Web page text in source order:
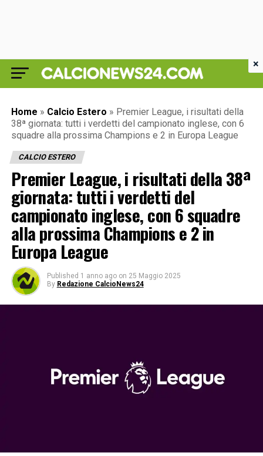
Home » Calcio Estero » Premier League, i risultati della
38ª giornata: tutti i verdetti del campionato inglese, con 6
squadre alla prossima Champions e 2 in Europa League
CALCIO ESTERO
Premier League, i risultati della 38ª
giornata: tutti i verdetti del
campionato inglese, con 6 squadre
alla prossima Champions e 2 in
Europa League
Published 1 anno ago on 25 Maggio 2025
By Redazione CalcioNews24
×